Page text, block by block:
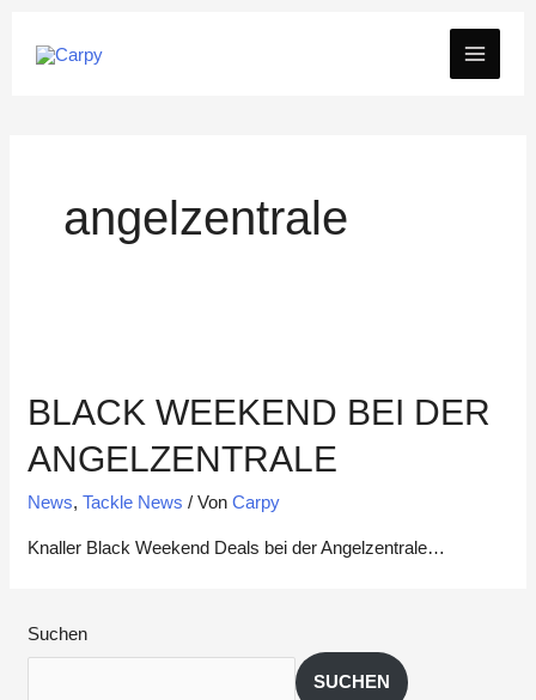
Inhalt
MAIN
angelzentrale
BLACK WEEKEND BEI DER
ANGELZENTRALE
News,Tackle News / VonCarpy
Knaller Black Weekend Deals bei der Angelzentrale…
Suchen
SUCHEN